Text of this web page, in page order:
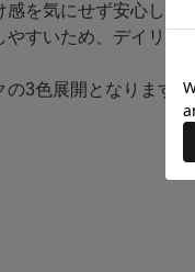
を気にせず安心して
すいため、デイリー
の3色展開となります。